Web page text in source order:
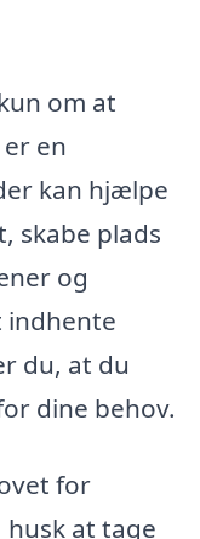
om at
en
kan hjælpe
skabe plads
og
indhente
du, at du
dine behov.
for
at tage